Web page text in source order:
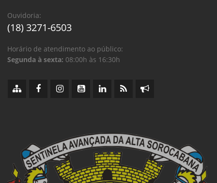
Ouvidoria:
(18) 3271-6503
Horário de atendimento ao público:
Segunda à sexta: 08:00h às 16:30h